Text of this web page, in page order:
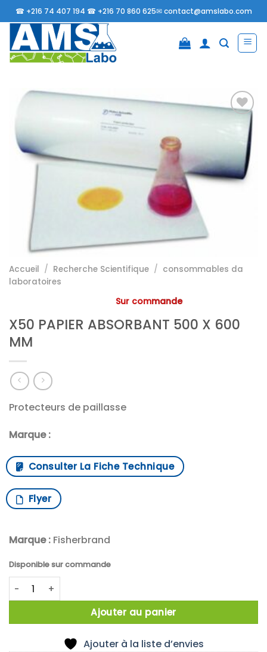
Passer
au
contenu
☎ +216 74 407 194 ☎ +216 70 860 625✉contact@amslabo.com
Ajouter
à la
liste
d’envies
Accueil / Recherche Scientifique / consommables da
laboratoires
Sur commande
X50 PAPIER ABSORBANT 500 X 600
MM
Protecteurs de paillasse
Marque :
Consulter La Fiche Technique
Flyer
Marque : Fisherbrand
Disponible sur commande
quantité de X50 PAPIER ABSORBANT 500 X 600 MM
Ajouter au panier
Ajouter à la liste d’envies